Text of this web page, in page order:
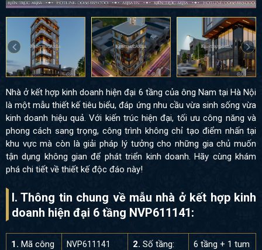
Nhà ở kết hợp kinh doanh hiện đại 6 tầng của ông Nam tại Hà Nội
là một mẫu thiết kế tiêu biểu, đáp ứng nhu cầu vừa sinh sống vừa
kinh doanh hiệu quả. Với kiến trúc hiện đại, tối ưu công năng và
phong cách sang trọng, công trình không chỉ tạo điểm nhấn tại
khu vực mà còn là giải pháp lý tưởng cho những gia chủ muốn
tận dụng không gian để phát triển kinh doanh. Hãy cùng khám
phá chi tiết về thiết kế độc đáo này!
I. Thông tin chung về mẫu nhà ở kết hợp kinh
doanh hiện đại 6 tầng NVP611141:
1. Mã công
NVP611141 2. Số tầng: 6 tầng + 1 tum